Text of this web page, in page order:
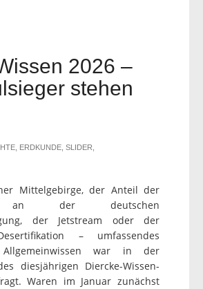
2026 –
stehen
ERDKUNDE SLIDER
Mittelgebirge, der Anteil der
an der deutschen
der Jetstream oder der
– umfassendes
Allgemeinwissen war in der
diesjährigen Diercke-Wissen-
Waren im Januar zunächst